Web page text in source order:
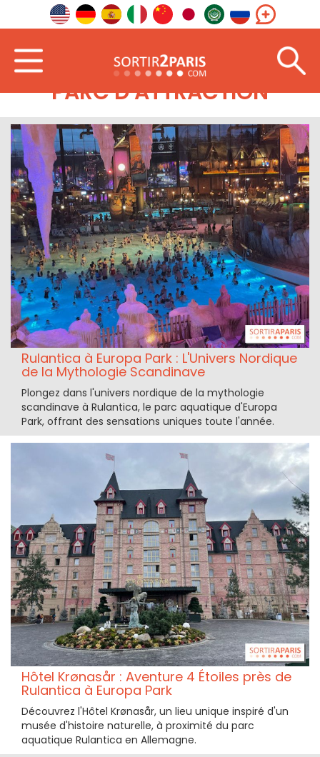
PARC D ATTRACTION
Rulantica à Europa Park : L'Univers Nordique
de la Mythologie Scandinave
Plongez dans l'univers nordique de la mythologie
scandinave à Rulantica, le parc aquatique d'Europa
Park, offrant des sensations uniques toute l'année.
Hôtel Krønasår : Aventure 4 Étoiles près de
Rulantica à Europa Park
Découvrez l'Hôtel Krønasår, un lieu unique inspiré d'un
musée d'histoire naturelle, à proximité du parc
aquatique Rulantica en Allemagne.